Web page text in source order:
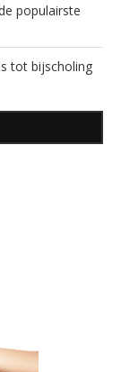
populairste
tot bijscholing